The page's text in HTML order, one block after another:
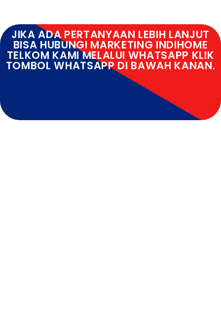
JIKA ADA PERTANYAAN LEBIH LANJUT
BISA HUBUNGI MARKETING INDIHOME
TELKOM KAMI MELALUI WHATSAPP KLIK
TOMBOL WHATSAPP DI BAWAH KANAN.